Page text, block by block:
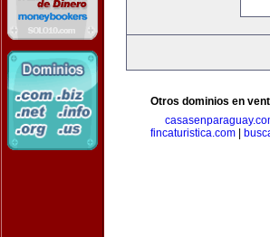
Otros dominios en
fincaturistica.com